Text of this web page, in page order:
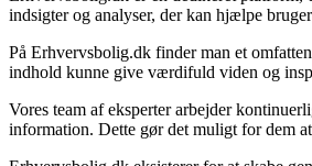
indsigter og analyser, der kan hjælpe
På Erhvervsbolig.dk finder man et
indhold kunne give værdifuld viden og
Vores team af eksperter arbejder
information. Dette gør det muligt for dem